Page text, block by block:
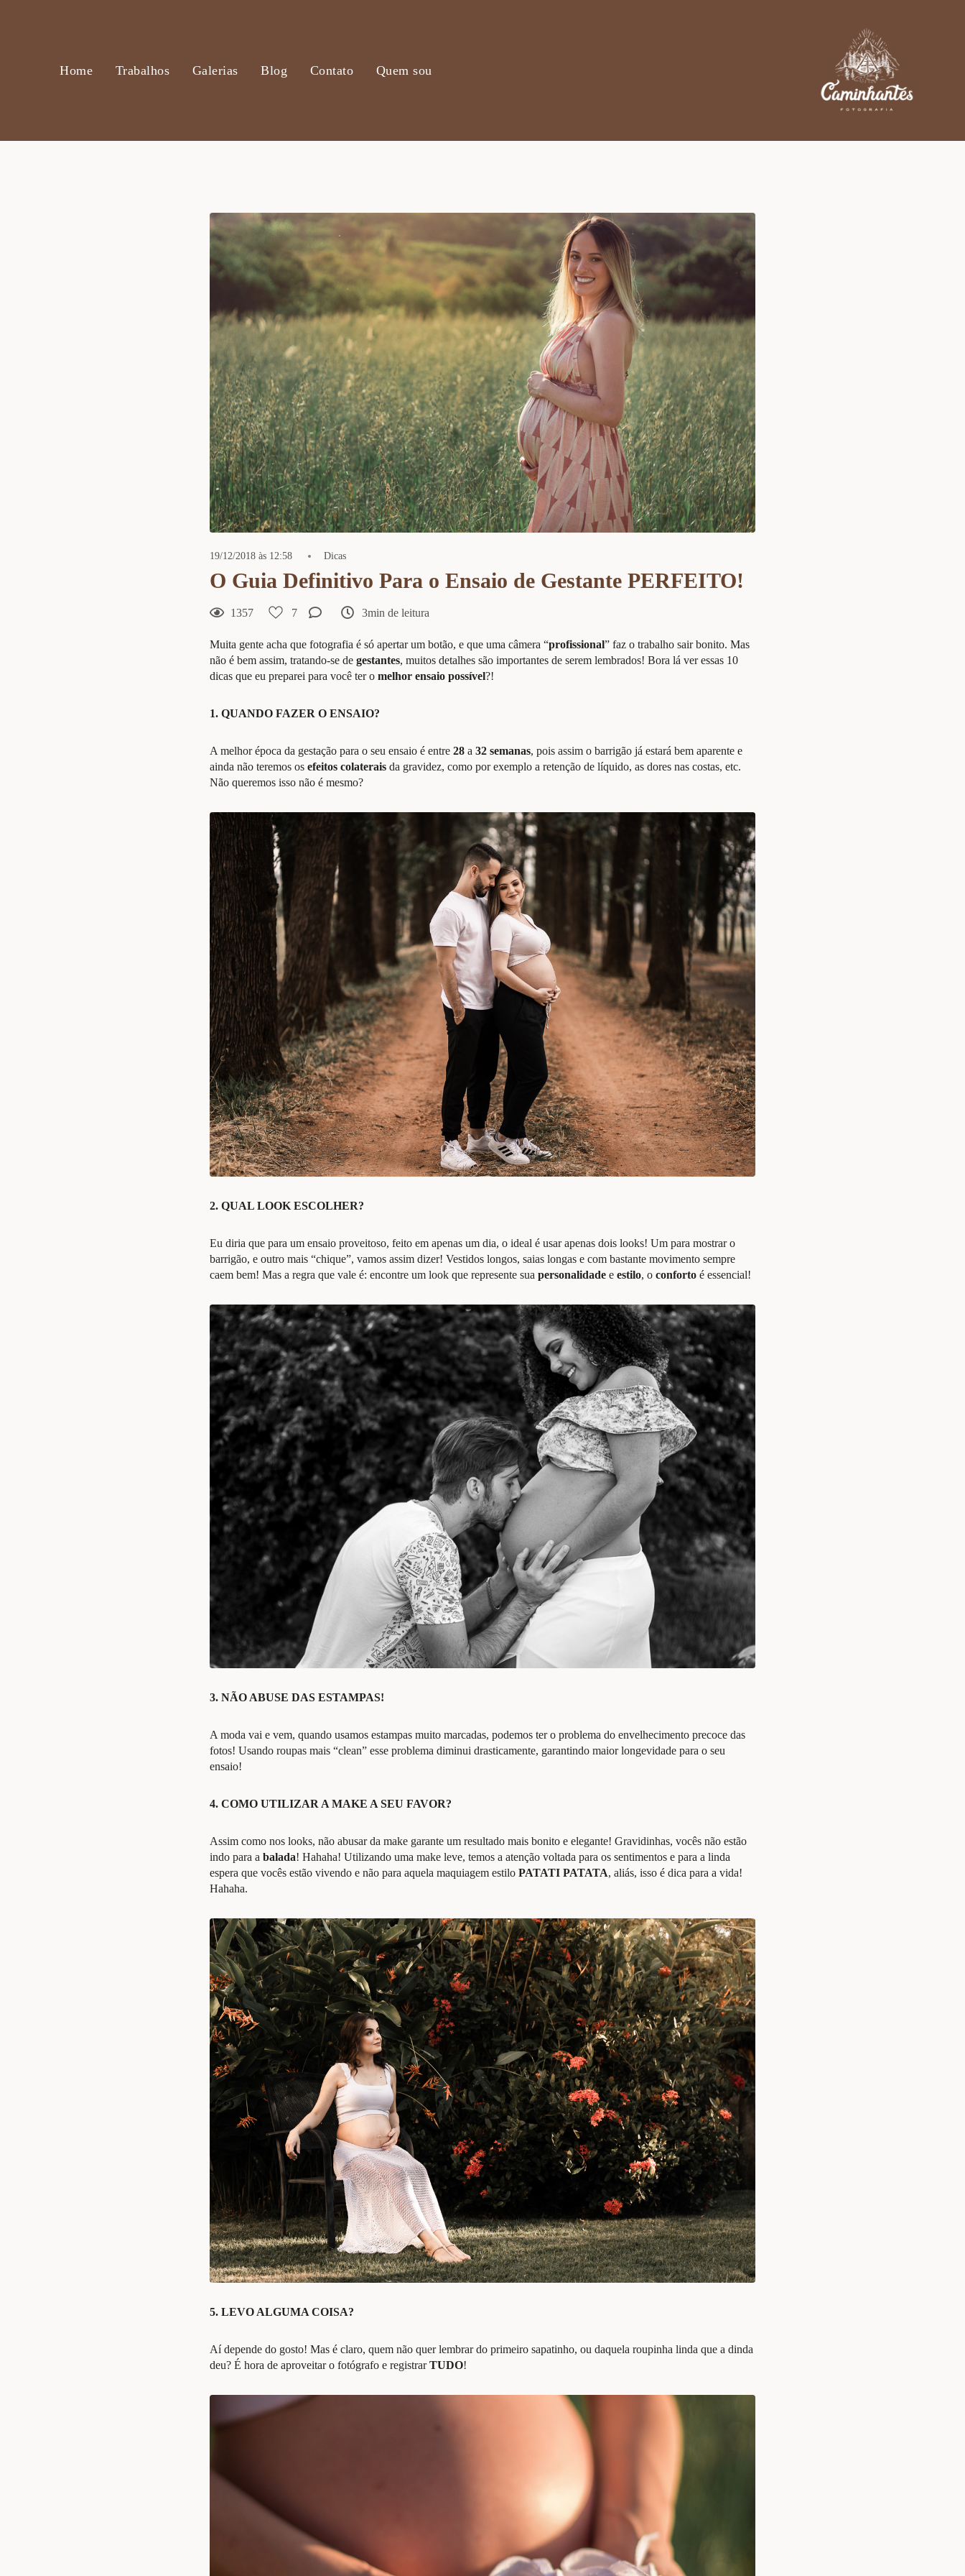
Home Trabalhos Galerias Blog Contato Quem sou
19/12/2018 às 12:58 Dicas
O Guia Definitivo Para o Ensaio de Gestante PERFEITO!
1357 7 3min de leitura
Muita gente acha que fotografia é só apertar um botão, e que uma câmera “profissional” faz o trabalho sair bonito. Mas
não é bem assim, tratando-se de gestantes, muitos detalhes são importantes de serem lembrados! Bora lá ver essas 10
dicas que eu preparei para você ter o melhor ensaio possível?!
1. QUANDO FAZER O ENSAIO?
A melhor época da gestação para o seu ensaio é entre 28 a 32 semanas, pois assim o barrigão já estará bem aparente e
ainda não teremos os efeitos colaterais da gravidez, como por exemplo a retenção de líquido, as dores nas costas, etc.
Não queremos isso não é mesmo?
2. QUAL LOOK ESCOLHER?
Eu diria que para um ensaio proveitoso, feito em apenas um dia, o ideal é usar apenas dois looks! Um para mostrar o
barrigão, e outro mais “chique”, vamos assim dizer! Vestidos longos, saias longas e com bastante movimento sempre
caem bem! Mas a regra que vale é: encontre um look que represente sua personalidade e estilo, o conforto é essencial!
3. NÃO ABUSE DAS ESTAMPAS!
A moda vai e vem, quando usamos estampas muito marcadas, podemos ter o problema do envelhecimento precoce das
fotos! Usando roupas mais “clean” esse problema diminui drasticamente, garantindo maior longevidade para o seu
ensaio!
4. COMO UTILIZAR A MAKE A SEU FAVOR?
Assim como nos looks, não abusar da make garante um resultado mais bonito e elegante! Gravidinhas, vocês não estão
indo para a balada! Hahaha! Utilizando uma make leve, temos a atenção voltada para os sentimentos e para a linda
espera que vocês estão vivendo e não para aquela maquiagem estilo PATATI PATATA, aliás, isso é dica para a vida!
Hahaha.
5. LEVO ALGUMA COISA?
Aí depende do gosto! Mas é claro, quem não quer lembrar do primeiro sapatinho, ou daquela roupinha linda que a dinda
deu? É hora de aproveitar o fotógrafo e registrarTUDO!